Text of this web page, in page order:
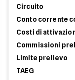
Circuito
Conto corrente
Costi di
Commissioni
Limite prelievo
TAEG